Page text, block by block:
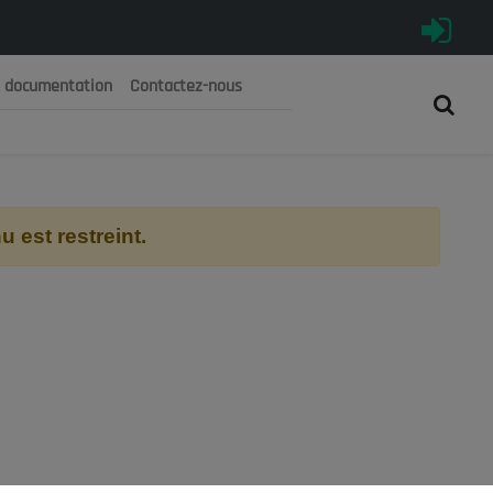
الجزائرية الديمقراطية الشعبية
documentation Contactez-nous
est restreint.